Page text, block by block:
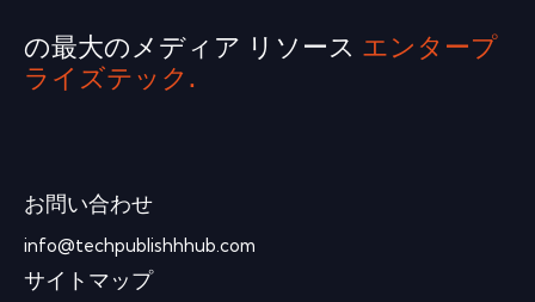
の最大のメディア リソース エンタープ
ライズテック.
お問い合わせ
info@techpublishhhub.com
サイトマップ